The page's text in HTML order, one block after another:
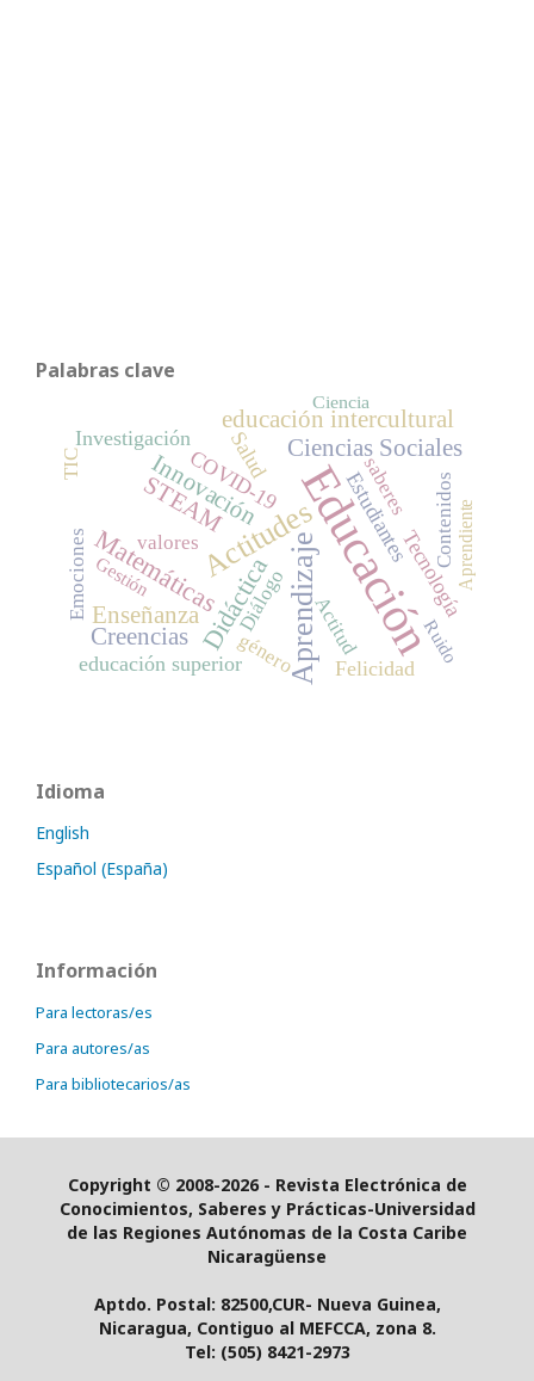
Palabras clave
Educación
Actitudes
Aprendizaje
Didáctica
Matemáticas
Enseñanza
Ciencias Sociales
Innovación
STEAM
educación intercultural
Creencias
educación superior
COVID-19
Felicidad
Estudiantes
Investigación
Tecnología
Salud
Contenidos
Diálogo
saberes
género
Emociones
Actitud
valores
TIC
Ruido
Ciencia
Gestión Aprendiente
Idioma
English
Español (España)
Información
Para lectoras/es
Para autores/as
Para bibliotecarios/as
Copyright © 2008-2026 - Revista Electrónica de
Conocimientos, Saberes y Prácticas-Universidad
de las Regiones Autónomas de la Costa Caribe
Nicaragüense
Aptdo. Postal: 82500,CUR- Nueva Guinea,
Nicaragua, Contiguo al MEFCCA, zona 8.
Tel: (505) 8421-2973